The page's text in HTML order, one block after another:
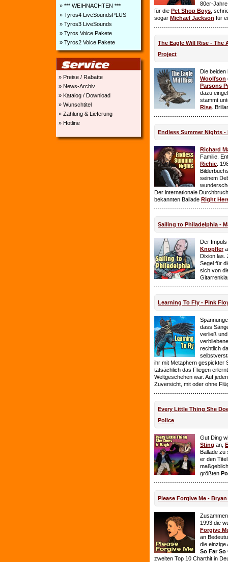
» *** WEIHNACHTEN ***
» Tyros4 LiveSoundsPLUS
» Tyros3 LiveSounds
» Tyros Voice Pakete
» Tyros2 Voice Pakete
» Preise / Rabatte
» News-Archiv
» Katalog / Download
» Wunschtitel
» Zahlung & Lieferung
» Hotline
80er-
für die Pet Shop Boys ,
sogar Michael Jackson für
The Eagle Will Rise - The
Project
Die beiden
Woolfson
Parsons
dazu
stammt
Rise .
Endless Summer Nights -
Richard
Familie.
Richie .
seinem
Der internationale
bekannten Ballade Right
Sailing to Philadelphia -
Der
Knopfler
Dixion las.
Segel für
sich von
Learning To Fly - Pink
dass
verließ
rechtlich
ihr mit Metaphern gespickter
tatsächlich das Fliegen
Weltgeschehen war. Auf
Zuversicht, mit oder ohne
Every Little Thing She
Police
Gut Ding
Sting an,
Ballade zu
er den
größten
Please Forgive Me -
1993 die
Forgive
an
die einzige
So Far So
zweiten Top 10 Charthit in